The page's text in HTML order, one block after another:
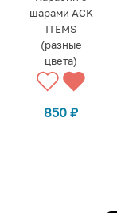
шарами ACK
ITEMS
(разные
цвета)
850₽